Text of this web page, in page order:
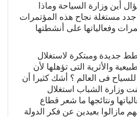
أين وزارة السياحة وماذا
مستغلة نجاح هذه المؤتمرات
وفعالياتها على أنشطتها
جديدة ومبتكرة لاستغلال
والأثرية التى تؤهلها لأن
فى العالم ؟ أشك كثيرا أن
وزارة الشباب استغلال
ونتائجها ما شعر قطاع
مازالوا بعيدين عن فكر الدولة